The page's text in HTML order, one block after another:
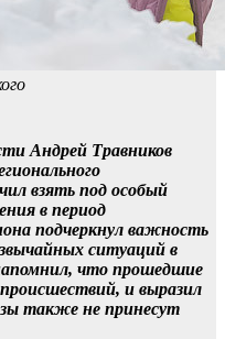
Андрей Травников
взять под особый
в период
подчеркнул важность
ситуаций в
что прошедшие
и выразил
также не принесут